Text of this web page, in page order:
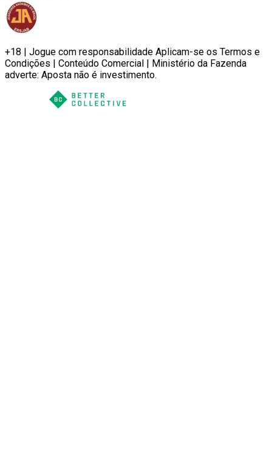
+18 | Jogue com responsabilidade Aplicam-se os Termos e
Condições | Conteúdo Comercial | Ministério da Fazenda
adverte: Aposta não é investimento.